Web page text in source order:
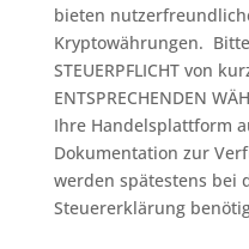
bieten
Kryptowährungen.
STEUERPFLICHT von
ENTSPRECHENDEN
Ihre Handelsplattform
Dokumentation zur
werden spätestens bei
Steuererklärung